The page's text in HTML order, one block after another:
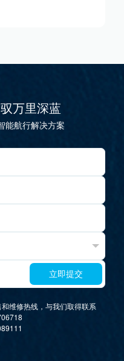
万里深蓝
能航行解决方案
立即提交
维修热线，与我们取得联系